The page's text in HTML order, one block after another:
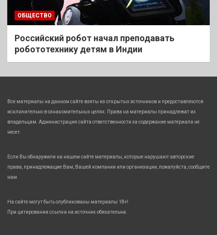
ОБЩЕСТВО
Российский робот начал преподавать
робототехнику детям в Индии
Все материалы на данном сайте взяты из открытых источников и предоставляются
исключительно в ознакомительных целях. Права на материалы принадлежат их
владельцам. Администрация сайта ответственности за содержание материала не
несет.
Если Вы обнаружили на нашем сайте материалы, которые нарушают авторские
права, принадлежащие Вам, Вашей компании или организации, пожалуйста, сообщите
нам.
На сайте могут быть опубликованы материалы 18+!
При цитировании ссылка на источник обязательна.